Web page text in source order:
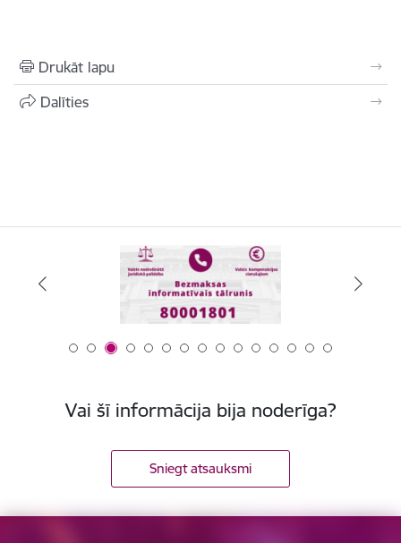
Drukāt lapu
Dalīties
Vai šī informācija bija noderīga?
Sniegt atsauksmi